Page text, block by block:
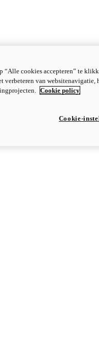
“Alle cookies accepteren” te
verbeteren van websitenavigatie,
Cookie policy
Cookie-